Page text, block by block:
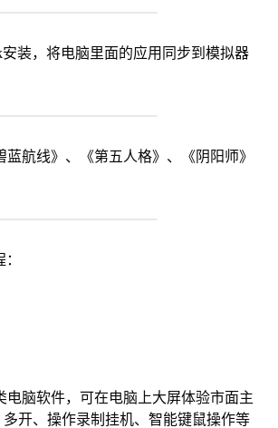
装，将电脑里面的应用同步到模拟器
航线》、《第五人格》、《阴阳师》
脑软件，可在电脑上大屏体验市面主
开、操作录制挂机、智能键鼠操作等